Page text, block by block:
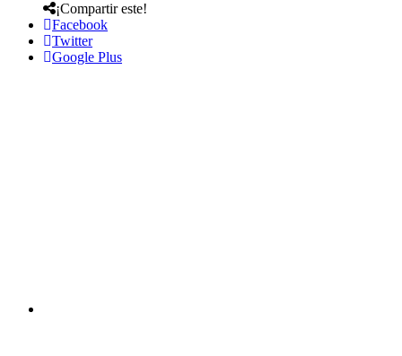
¡Compartir este!
Facebook
Twitter
Google Plus